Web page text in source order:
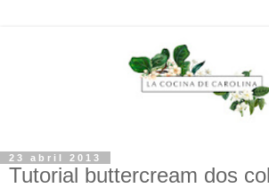
23 abril 2013
Tutorial buttercream dos